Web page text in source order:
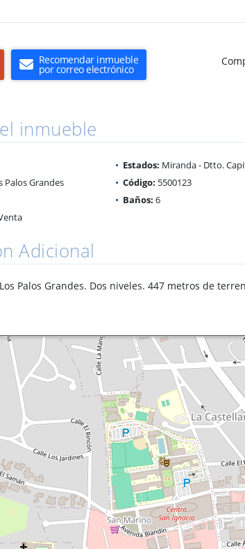
Recomendar inmueble
por correo electrónico
inmueble
Estados: Miranda - Dtto.
Palos Grandes Código: 5500123
Baños: 6
Adicional
Palos Grandes. Dos niveles. 447 metros de